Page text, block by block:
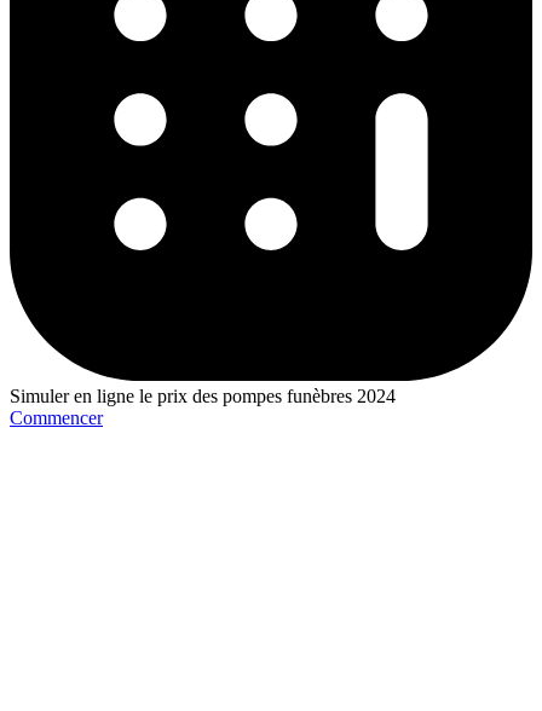
Simuler en ligne le prix des pompes funèbres 2024
Commencer